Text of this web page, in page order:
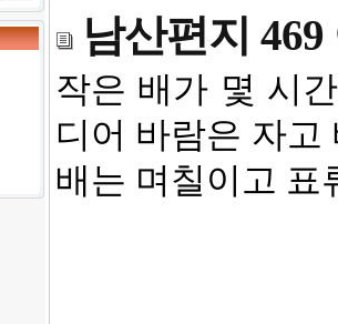
남산편지
작은 배가 몇 시
디어 바람은 자고
배는 며칠이고 표